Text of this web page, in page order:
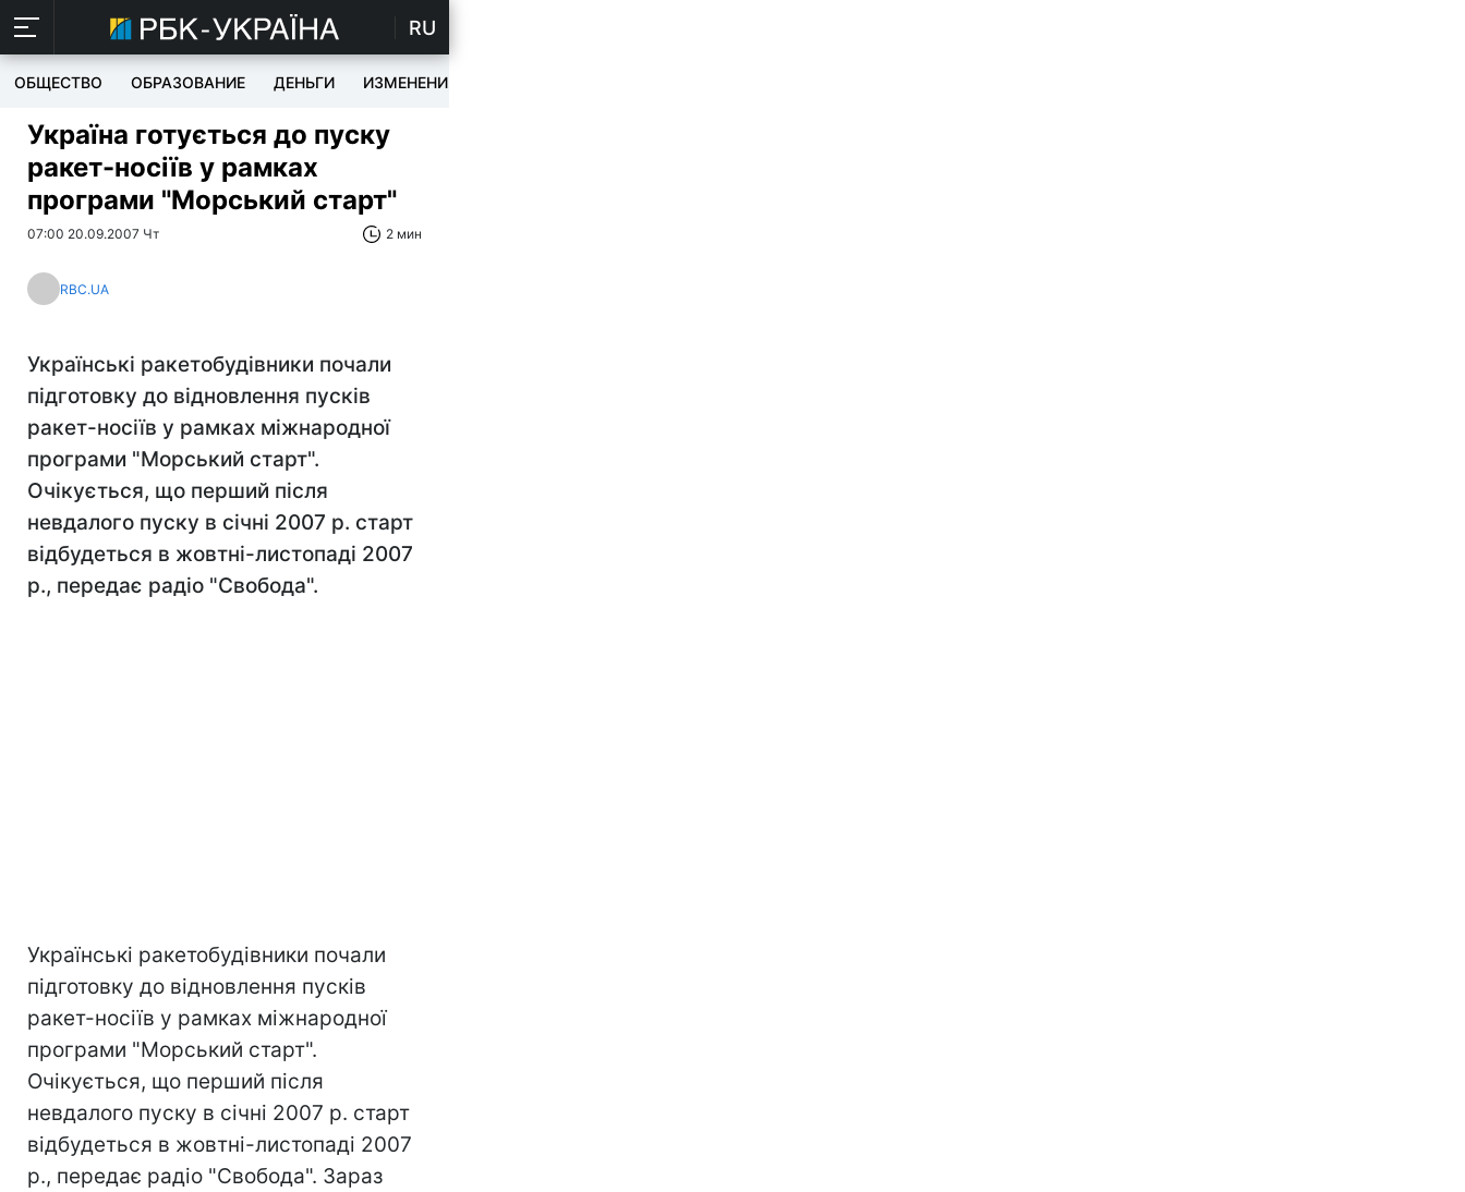
RU
ОБЩЕСТВО ОБРАЗОВАНИЕ ДЕНЬГИ ИЗМЕНЕНИЯ
Україна готується до пуску
ракет-носіїв у рамках
програми "Морський старт"
07:00 20.09.2007 Чт 2 мин
RBC.UA
Українські ракетобудівники почали
підготовку до відновлення пусків
ракет-носіїв у рамках міжнародної
програми "Морський старт".
Очікується, що перший після
невдалого пуску в січні 2007 р. старт
відбудеться в жовтні-листопаді 2007
р., передає радіо "Свобода".
Українські ракетобудівники почали
підготовку до відновлення пусків
ракет-носіїв у рамках міжнародної
програми "Морський старт".
Очікується, що перший після
невдалого пуску в січні 2007 р. старт
відбудеться в жовтні-листопаді 2007
р., передає радіо "Свобода". Зараз